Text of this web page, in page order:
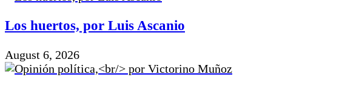
Los huertos, por Luis Ascanio
August 6, 2026